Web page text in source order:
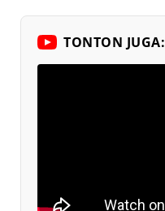
TONTON JUGA: